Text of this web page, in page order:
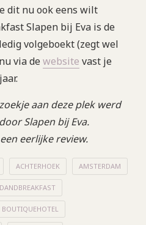
dit nu ook eens wilt
Slapen bij Eva is de
volgeboekt (zegt wel
via dewebsite vast je
aan deze plek werd
Slapen bij Eva.
eerlijke review.
ACHTERHOEK AMSTERDAM
BOUTIQUEHOTEL